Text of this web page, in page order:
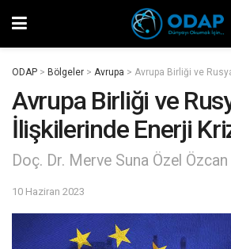
ODAP > Bölgeler > Avrupa > Avrupa Birliği ve
Avrupa Birliği ve
İlişkilerinde Enerji
Doç. Dr. Merve Suna Özel Özcan
10 Haziran 2023